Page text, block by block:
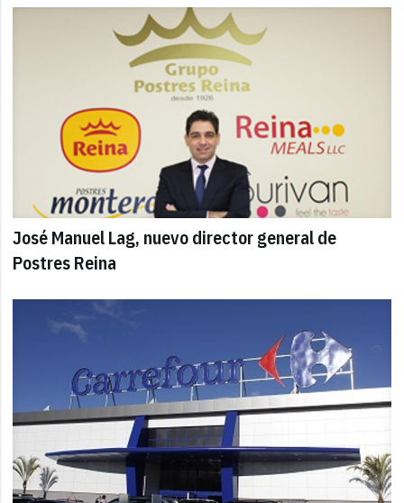
José Manuel Lag, nuevo director general de
Postres Reina